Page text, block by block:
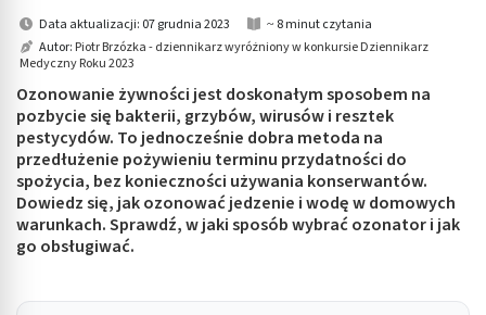
submenu: Higiena
submenu: Sprzęt medyczny
submenu: Intymne
submenu: Wellness
Data aktualizacji: 07 grudnia 2023
~ 8 minut czytania
Autor: Piotr Brzózka - dziennikarz wyróżniony w konkursie Dziennikarz
Medyczny Roku 2023
Ozonowanie żywności jest doskonałym sposobem na
pozbycie się bakterii, grzybów, wirusów i resztek
pestycydów. To jednocześnie dobra metoda na
przedłużenie pożywieniu terminu przydatności do
spożycia, bez konieczności używania konserwantów.
Dowiedz się, jak ozonować jedzenie i wodę w domowych
warunkach. Sprawdź, w jaki sposób wybrać ozonator i jak
go obsługiwać.